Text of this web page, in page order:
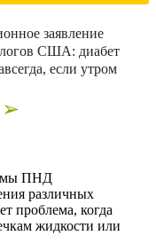
заявление
США: диабет
если утром
ПНД
различных
проблема, когда
жидкости или